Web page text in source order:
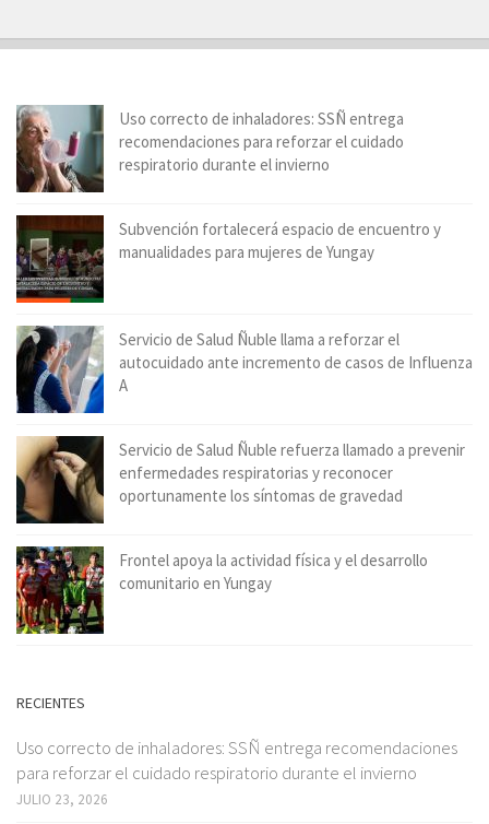
Uso correcto de inhaladores: SSÑ entrega
recomendaciones para reforzar el cuidado
respiratorio durante el invierno
Subvención fortalecerá espacio de encuentro y
manualidades para mujeres de Yungay
Servicio de Salud Ñuble llama a reforzar el
autocuidado ante incremento de casos de Influenza
A
Servicio de Salud Ñuble refuerza llamado a prevenir
enfermedades respiratorias y reconocer
oportunamente los síntomas de gravedad
Frontel apoya la actividad física y el desarrollo
comunitario en Yungay
RECIENTES
Uso correcto de inhaladores: SSÑ entrega recomendaciones
para reforzar el cuidado respiratorio durante el invierno
JULIO 23, 2026